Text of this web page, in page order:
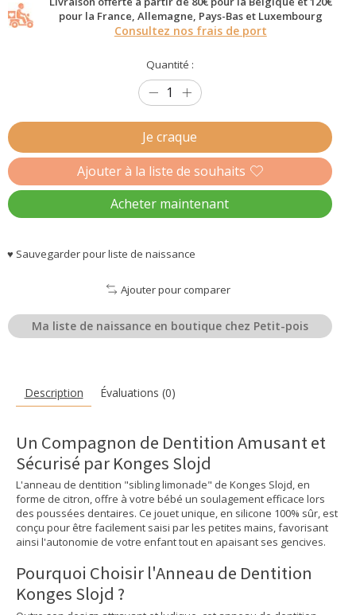
pour la France, Allemagne, Pays-Bas et Luxembourg
Consultez nos frais de port
Quantité :
Je craque
Ajouter à la liste de souhaits
Acheter maintenant
♥ Sauvegarder pour liste de naissance
Ajouter pour comparer
Ma liste de naissance en boutique chez Petit-pois
Description Évaluations (0)
Un Compagnon de Dentition Amusant et
Sécurisé par Konges Slojd
L'anneau de dentition "sibling limonade" de Konges Slojd, en
forme de citron, offre à votre bébé un soulagement efficace lors
des poussées dentaires. Ce jouet unique, en silicone 100% sûr, est
conçu pour être facilement saisi par les petites mains, favorisant
ainsi l'autonomie de votre enfant tout en apaisant ses gencives.
Pourquoi Choisir l'Anneau de Dentition
Konges Slojd ?